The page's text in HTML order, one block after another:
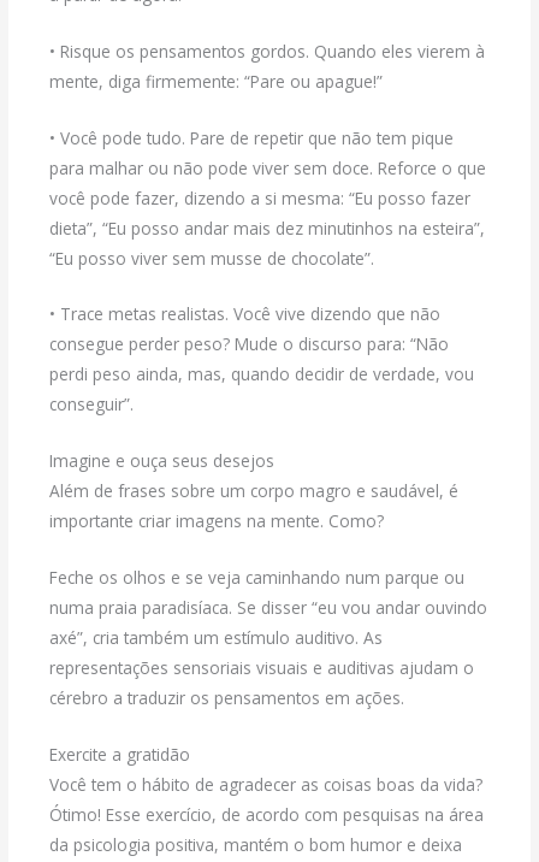
• Risque os pensamentos gordos. Quando eles vierem à
mente, diga firmemente: “Pare ou apague!”
• Você pode tudo. Pare de repetir que não tem pique
para malhar ou não pode viver sem doce. Reforce o que
você pode fazer, dizendo a si mesma: “Eu posso fazer
dieta”, “Eu posso andar mais dez minutinhos na esteira”,
“Eu posso viver sem musse de chocolate”.
• Trace metas realistas. Você vive dizendo que não
consegue perder peso? Mude o discurso para: “Não
perdi peso ainda, mas, quando decidir de verdade, vou
conseguir”.
Imagine e ouça seus desejos
Além de frases sobre um corpo magro e saudável, é
importante criar imagens na mente. Como?
Feche os olhos e se veja caminhando num parque ou
numa praia paradisíaca. Se disser “eu vou andar ouvindo
axé”, cria também um estímulo auditivo. As
representações sensoriais visuais e auditivas ajudam o
cérebro a traduzir os pensamentos em ações.
Exercite a gratidão
Você tem o hábito de agradecer as coisas boas da vida?
Ótimo! Esse exercício, de acordo com pesquisas na área
da psicologia positiva, mantém o bom humor e deixa